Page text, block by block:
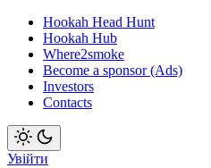
Hookah Head Hunt
Hookah Hub
Where2smoke
Become a sponsor (Ads)
Investors
Contacts
Увійти